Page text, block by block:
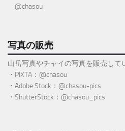
@chasou
写真の販売
山岳写真やチャイの写真を販売して
・PIXTA：@chasou
・Adobe Stock：@chasou-pics
・ShutterStock：@chasou_pics